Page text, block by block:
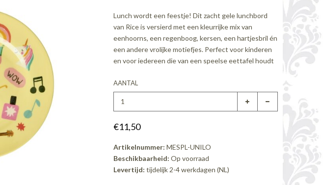
Lunch wordt een feestje! Dit zacht gele lunchbord
van Rice is versierd met een kleurrijke mix van
eenhoorns, een regenboog, kersen, een hartjesbril én
een andere vrolijke motiefjes. Perfect voor kinderen
en voor iedereen die van een speelse eettafel houdt
AANTAL
€11,50
Artikelnummer: MESPL-UNILO
Beschikbaarheid: Op voorraad
Levertijd: tijdelijk 2-4 werkdagen (NL)